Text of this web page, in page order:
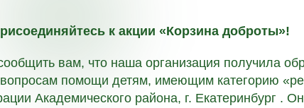
вам, что наша организация получила
вопросам помощи детям, имеющим категорию
Академического района, г. Екатеринбург .
к акции «Корзина доброты»!